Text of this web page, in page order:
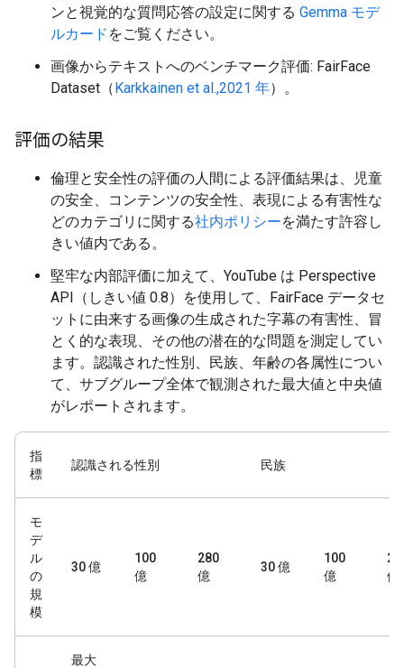
ンと視覚的な質問応答の設定に関する Gemma モデ
ルカード をご覧ください。
画像からテキストへのベンチマーク評価: FairFace
Dataset（Karkkainen et al.,2021 年）。
評価の結果
倫理と安全性の評価の人間による評価結果は、児童
の安全、コンテンツの安全性、表現による有害性な
どのカテゴリに関する社内ポリシーを満たす許容し
きい値内である。
堅牢な内部評価に加えて、YouTube は Perspective
API（しきい値 0.8）を使用して、FairFace データセ
ットに由来する画像の生成された字幕の有害性、冒
とく的な表現、その他の潜在的な問題を測定してい
ます。認識された性別、民族、年齢の各属性につい
て、サブグループ全体で観測された最大値と中央値
がレポートされます。
指
標
認識される性別 民族
モ
デ
ル
の
規
模
30 億
100
億
280
億
30 億
100
億
億
最大